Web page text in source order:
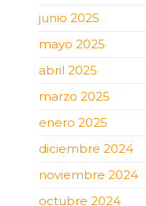
junio 2025
mayo 2025
abril 2025
marzo 2025
enero 2025
diciembre 2024
noviembre 2024
octubre 2024